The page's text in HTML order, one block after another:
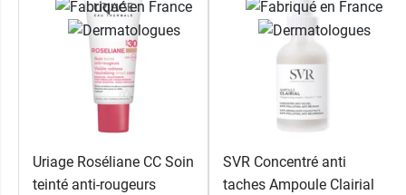
Uriage Roséliane CC Soin
teinté anti-rougeurs
SVR Concentré anti
taches Ampoule Clairial